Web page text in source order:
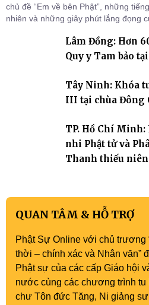
chủ đề “Em về bên Phật”, những
nhiên và những giây phút lắng đọng
Tháp). Những tuần tu học ngắn
trang quý báu, gieo những hạt giống
Lâm Đồng: Hơn
Quy y Tam bảo
Tây Ninh: Khóa
III tại chùa Đông
TP. Hồ Chí
nhi Phật tử và
Thanh thiếu
QUAN TÂM & HỖ TRỢ
Phật Sự Online với chủ trương
thời – chính xác và Nhân văn”
Phật sự của các cấp Giáo hội
nước cùng các chương trình tu
chư Tôn đức Tăng, Ni giảng